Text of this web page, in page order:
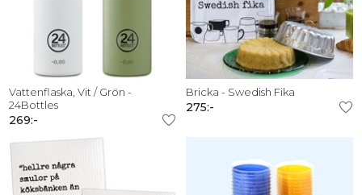
Vattenflaska, Vit / Grön -
24Bottles
269:-
Bricka - Swedish Fika
275:-